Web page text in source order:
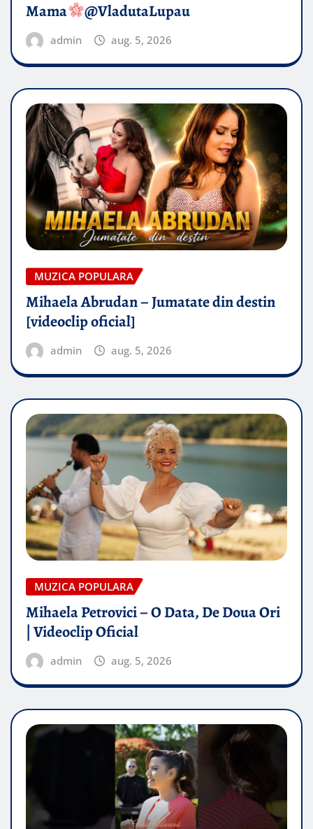
Mama @VladutaLupau
admin aug. 5, 2026
MUZICA POPULARA
Mihaela Abrudan – Jumatate din destin
[videoclip oficial]
admin aug. 5, 2026
MUZICA POPULARA
Mihaela Petrovici – O Data, De Doua Ori
| Videoclip Oficial
admin aug. 5, 2026